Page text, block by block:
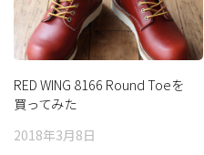
RED WING 8166 Round Toeを
買ってみた
2018年3月8日